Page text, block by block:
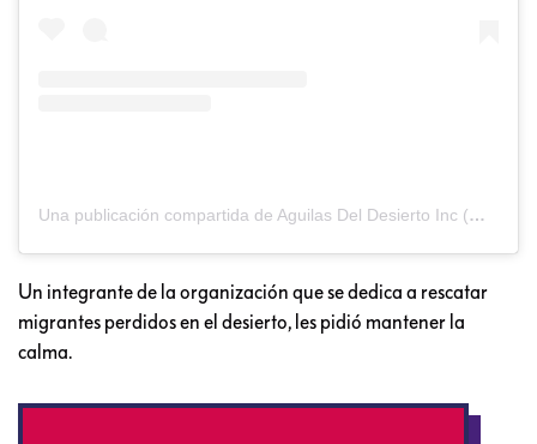
Una publicación compartida de Aguilas Del Desierto Inc (@aguilas.busquedayrescate)
Un integrante de la organización que se dedica a rescatar
migrantes perdidos en el desierto, les pidió mantener la
calma.